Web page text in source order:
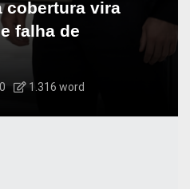
cobertura vira
falha de
0 1.316 word